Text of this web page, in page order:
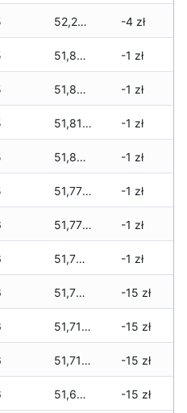
52,277 zł -4 zł
51,848 zł -1 zł
51,848 zł -1 zł
51,813 zł -1 zł
51,801 zł -1 zł
51,777 zł -1 zł
51,777 zł -1 zł
51,753 zł -1 zł
51,753 zł -15 zł
51,718 zł -15 zł
51,718 zł -15 zł
51,624 zł -15 zł